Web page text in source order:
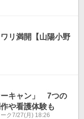
リ満開【山陽小野
ーキャン」 7つの
や看護体験も
ク7/27(月) 18:26